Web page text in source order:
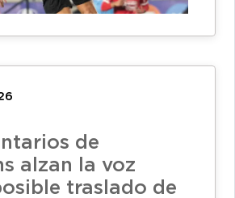
de
alzan la voz
traslado de